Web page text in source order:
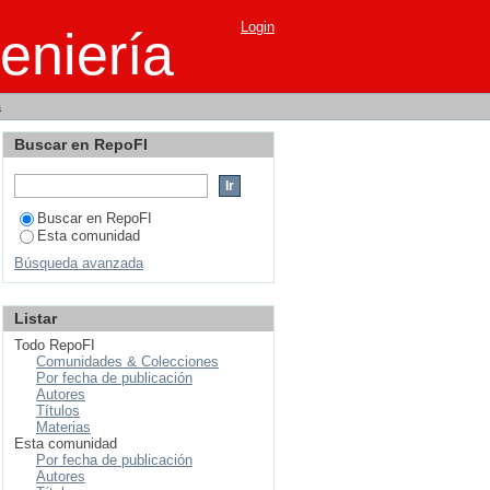
Login
Buscar en RepoFI
Buscar en RepoFI
Esta comunidad
Búsqueda avanzada
Listar
Todo RepoFI
Comunidades & Colecciones
Por fecha de publicación
Autores
Títulos
Materias
Esta comunidad
Por fecha de publicación
Autores